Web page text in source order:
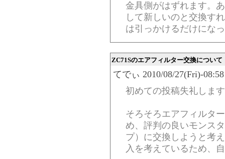
金具側がはずれます。
して新しいのと交換す
は引っかけるだけにな
ZC71Sのエアフィルター交換について
てでぃ 2010/08/27(Fri)-
初めての投稿失礼しま
そろそろエアフィルタ
め、評判の良いモンス
プ）に交換しようと考
入を考えているため、